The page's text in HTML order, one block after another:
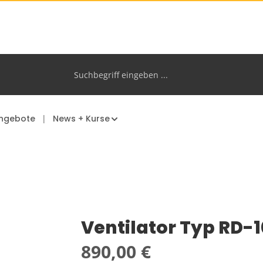
News + Kurse
Ventilator Typ RD-
Regulärer Preis:
890,00 €